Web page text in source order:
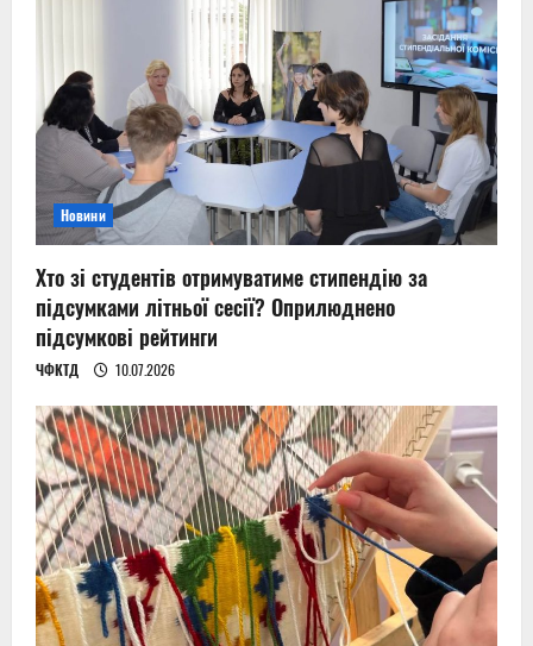
Новини
Хто зі студентів отримуватиме стипендію за
підсумками літньої сесії? Оприлюднено
підсумкові рейтинги
ЧФКТД 10.07.2026